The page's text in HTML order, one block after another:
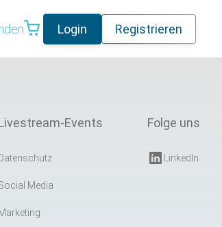
Login Registrieren
– Cybersicherheit:
Events
Datenschutz
Media
Marketing
Folge uns
LinkedIn